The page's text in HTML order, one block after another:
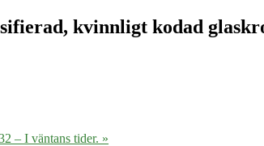
kvinnligt kodad
– I väntans tider. »